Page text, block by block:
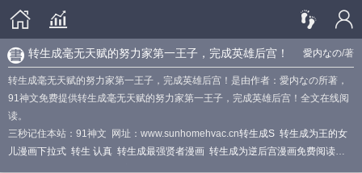
愛内なの/著
转生成毫无天赋的努力家第一王子，完成英雄后宫！
转生成毫无天赋的努力家第一王子，完成英雄后宫！是由作者：愛内なの所著，
91神文免费提供转生成毫无天赋的努力家第一王子，完成英雄后宫！全文在线阅
读。
三秒记住本站：91神文 网址：www.sunhomehvac.cn转生成S 转生成为王的女
儿漫画下拉式 转生 认真 转生成最强贤者漫画 转生成为逆后宫漫画免费阅读下